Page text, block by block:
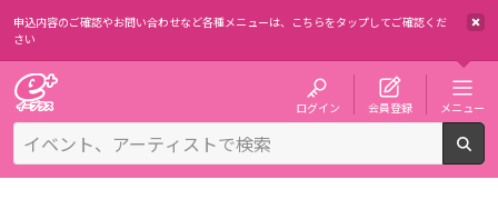
申込内容のご確認やお問い合わせなど各種メニューは、 こちらをタップしてご確認くだ
さい
ログイン 会員登録 メニュー